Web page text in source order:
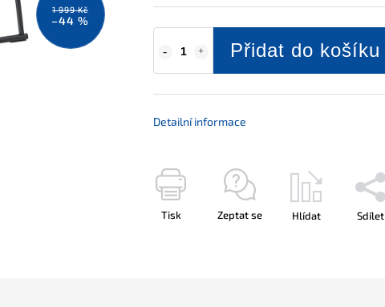
1 999 Kč
–44 %
Přidat do košíku
Detailní informace
Tisk Zeptat se Hlídat Sdílet